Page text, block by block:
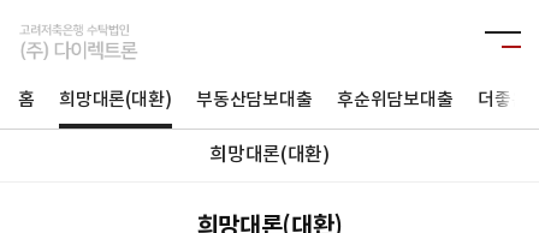
홈 희망대론(대환) 부동산담보대출 후순위담보대출 더좋은
희망대론(대환)
희망대론(대환)